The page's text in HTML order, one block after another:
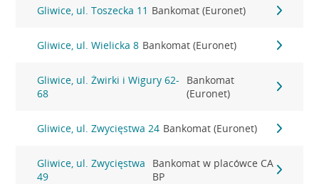
Gliwice, ul. Toszecka 11 Bankomat (Euronet)
Gliwice, ul. Wielicka 8 Bankomat (Euronet)
Gliwice, ul. Żwirki i Wigury 62-
68
Bankomat
(Euronet)
Gliwice, ul. Zwycięstwa 24 Bankomat (Euronet)
Gliwice, ul. Zwycięstwa
49
Bankomat w placówce CA
BP